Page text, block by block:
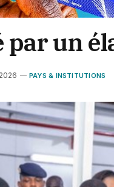
un
PAYS & INSTITUTIONS